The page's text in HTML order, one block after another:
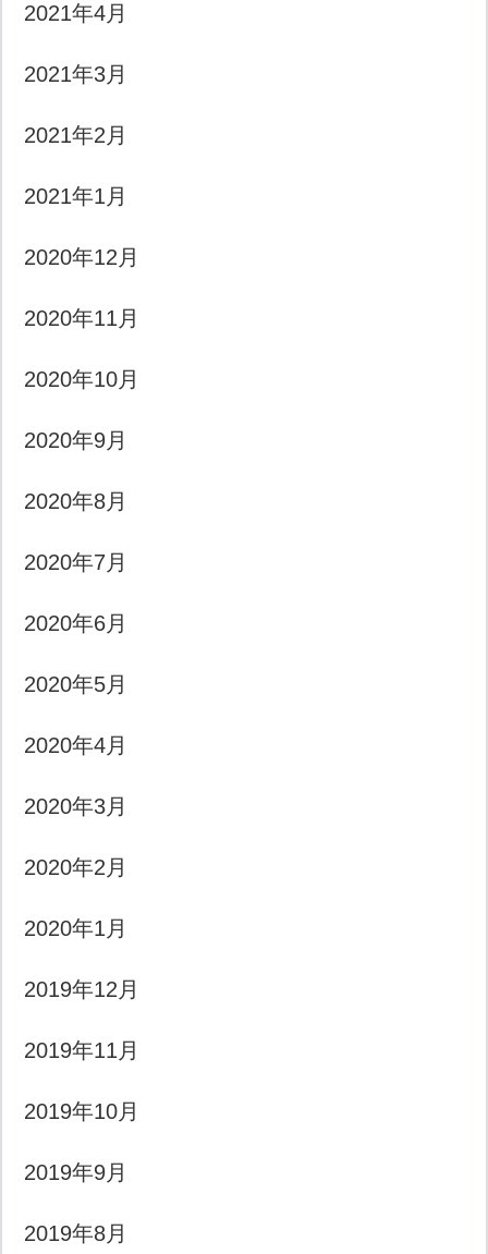
2021年4月
2021年3月
2021年2月
2021年1月
2020年12月
2020年11月
2020年10月
2020年9月
2020年8月
2020年7月
2020年6月
2020年5月
2020年4月
2020年3月
2020年2月
2020年1月
2019年12月
2019年11月
2019年10月
2019年9月
2019年8月